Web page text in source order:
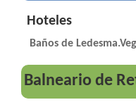
Hoteles
Baños de
Balneario de